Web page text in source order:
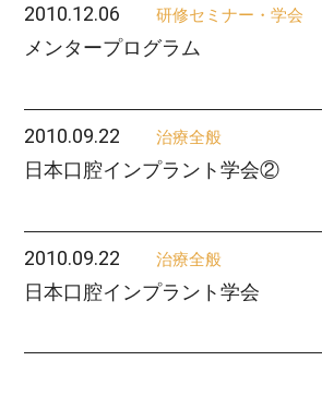
2010.12.06 研修セミナー・学会
メンタープログラム
2010.09.22 治療全般
日本口腔インプラント学会②
2010.09.22 治療全般
日本口腔インプラント学会